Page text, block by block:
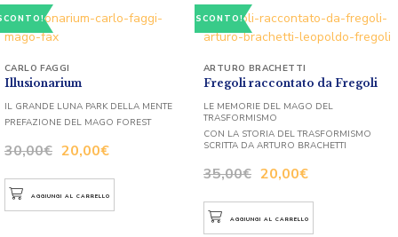
Illusionarium
30,00€ 20,00€
CARLO FAGGI
IL GRANDE LUNA PARK DELLA MENTE
PREFAZIONE DEL MAGO FOREST
AGGIUNGI AL CARRELLO
SCONTO!
Fregoli raccontato da Fregoli
35,00€ 20,00€
ARTURO BRACHETTI
LE MEMORIE DEL MAGO DEL
TRASFORMISMO
CON LA STORIA DEL TRASFORMISMO
SCRITTA DA ARTURO BRACHETTI
AGGIUNGI AL CARRELLO